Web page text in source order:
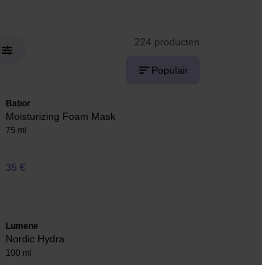
224 producten
Populair
Babor
Moisturizing Foam Mask
75 ml
35 €
Lumene
Nordic Hydra
100 ml